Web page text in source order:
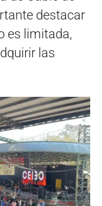
destacar
es limitada,
las